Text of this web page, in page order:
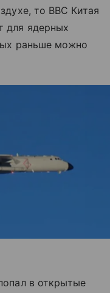
то ВВС Китая
для ядерных
раньше можно
в открытые